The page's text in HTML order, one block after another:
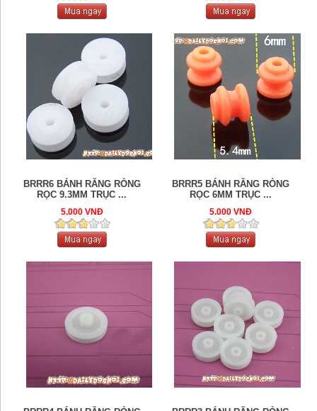
BRRR6 BÁNH RĂNG RÒNG
RỌC 9.3MM TRỤC ...
5.000 VNĐ
BRRR5 BÁNH RĂNG RÒNG
RỌC 6MM TRỤC ...
5.000 VNĐ